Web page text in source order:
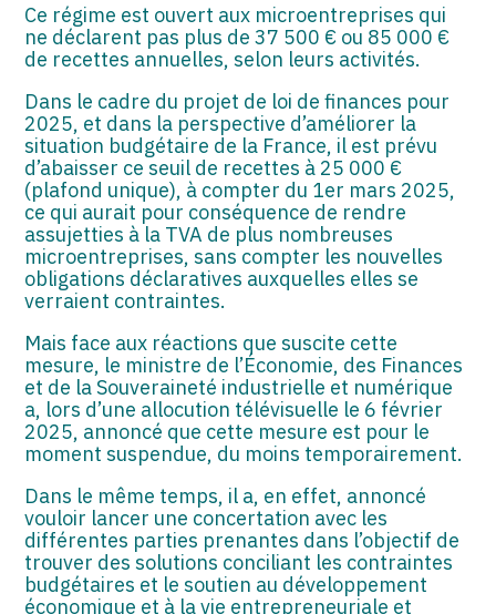
Ce régime est ouvert aux microentreprises qui
ne déclarent pas plus de 37 500 € ou 85 000 €
de recettes annuelles, selon leurs activités.
Dans le cadre du projet de loi de finances pour
2025, et dans la perspective d’améliorer la
situation budgétaire de la France, il est prévu
d’abaisser ce seuil de recettes à 25 000 €
(plafond unique), à compter du 1er mars 2025,
ce qui aurait pour conséquence de rendre
assujetties à la TVA de plus nombreuses
microentreprises, sans compter les nouvelles
obligations déclaratives auxquelles elles se
verraient contraintes.
Mais face aux réactions que suscite cette
mesure, le ministre de l’Économie, des Finances
et de la Souveraineté industrielle et numérique
a, lors d’une allocution télévisuelle le 6 février
2025, annoncé que cette mesure est pour le
moment suspendue, du moins temporairement.
Dans le même temps, il a, en effet, annoncé
vouloir lancer une concertation avec les
différentes parties prenantes dans l’objectif de
trouver des solutions conciliant les contraintes
budgétaires et le soutien au développement
économique et à la vie entrepreneuriale et